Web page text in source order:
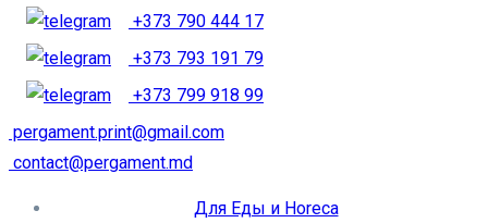
+373 790 444 17
+373 793 191 79
+373 799 918 99
pergament.print@gmail.com
contact@pergament.md
Для Еды и Horeca